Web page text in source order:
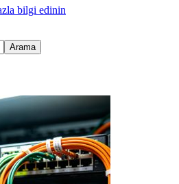
bilgi edinin
Arama